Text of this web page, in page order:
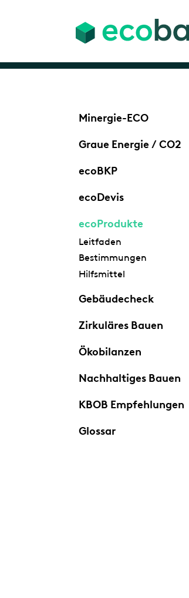
Minergie-ECO
Graue Energie / CO2
ecoBKP
ecoDevis
ecoProdukte
Leitfaden
Bestimmungen
Hilfsmittel
Gebäudecheck
Zirkuläres Bauen
Ökobilanzen
Nachhaltiges Bauen
KBOB Empfehlungen
Glossar